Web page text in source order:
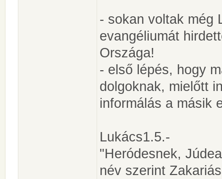
- sokan voltak még
evangéliumát
Országa!
- első lépés, hogy
dolgoknak, mielőtt
informálás a másik
Lukács1.5.-
"Heródesnek,
név szerint